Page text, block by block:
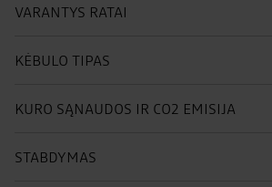
VARANTYS RATAI
KĖBULO TIPAS
KURO SĄNAUDOS IR CO2 EMISIJA
STABDYMAS